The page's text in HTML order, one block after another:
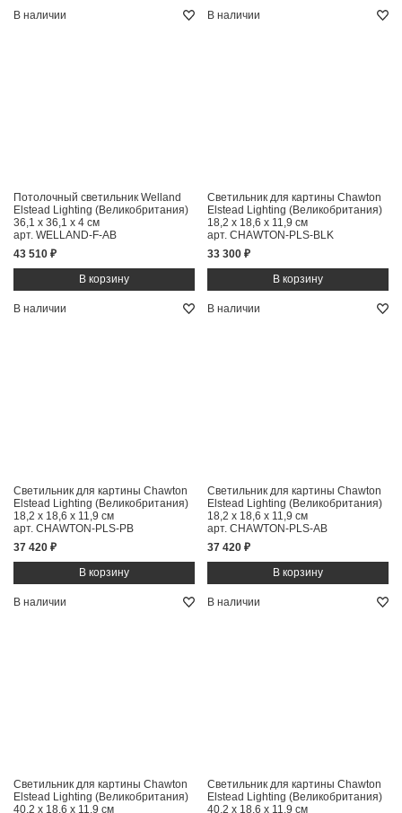
В наличии
Потолочный светильник Welland
Elstead Lighting (Великобритания)
36,1 x 36,1 x 4 см
арт. WELLAND-F-AB
43 510 ₽
В наличии
Светильник для картины Chawton
Elstead Lighting (Великобритания)
18,2 x 18,6 x 11,9 см
арт. CHAWTON-PLS-BLK
33 300 ₽
В наличии
Светильник для картины Chawton
Elstead Lighting (Великобритания)
18,2 x 18,6 x 11,9 см
арт. CHAWTON-PLS-PB
37 420 ₽
В наличии
Светильник для картины Chawton
Elstead Lighting (Великобритания)
18,2 x 18,6 x 11,9 см
арт. CHAWTON-PLS-AB
37 420 ₽
В наличии
Светильник для картины Chawton
Elstead Lighting (Великобритания)
40,2 x 18,6 x 11,9 см
В наличии
Светильник для картины Chawton
Elstead Lighting (Великобритания)
40,2 x 18,6 x 11,9 см